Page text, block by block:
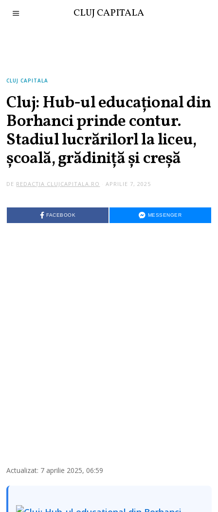
CLUJ CAPITALA
CLUJ CAPITALA
Cluj: Hub-ul educațional din
Borhanci prinde contur.
Stadiul lucrărilorl la liceu,
școală, grădiniță și creșă
DE REDACȚIA CLUJCAPITALA.RO APRILIE 7, 2025
L
FACEBOOK MESSENGER
Actualizat: 7 aprilie 2025, 06:59